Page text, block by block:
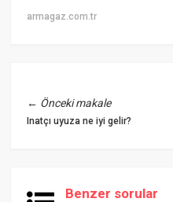
armagaz.com.tr
← Önceki makale
Inatçı uyuza ne iyi gelir?
Benzer sorular